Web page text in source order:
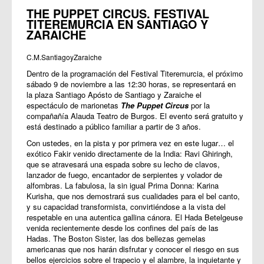
THE PUPPET CIRCUS. FESTIVAL
TITEREMURCIA EN SANTIAGO Y
ZARAICHE
C.M.SantiagoyZaraiche
Dentro de la programación del Festival Titeremurcia, el próximo
sábado 9 de noviembre a las 12:30 horas, se representará en
la plaza Santiago Apósto de Santiago y Zaraiche el
espectáculo de marionetas The Puppet Circus por la
compañañía Alauda Teatro de Burgos. El evento será gratuito y
está destinado a público familiar a partir de 3 años.
Con ustedes, en la pista y por primera vez en este lugar… el
exótico Fakir venido directamente de la India: Ravi Ghiringh,
que se atravesará una espada sobre su lecho de clavos,
lanzador de fuego, encantador de serpientes y volador de
alfombras. La fabulosa, la sin igual Prima Donna: Karina
Kurisha, que nos demostrará sus cualidades para el bel canto,
y su capacidad transformista, convirtiéndose a la vista del
respetable en una autentica gallina cánora. El Hada Betelgeuse
venida recientemente desde los confines del país de las
Hadas. The Boston Sister, las dos bellezas gemelas
americanas que nos harán disfrutar y conocer el riesgo en sus
bellos ejercicios sobre el trapecio y el alambre, la inquietante y